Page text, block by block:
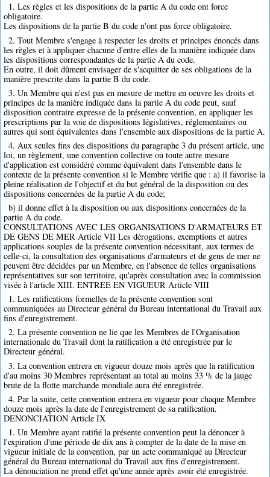
1. Les règles et les dispositions de la partie A du code ont force
obligatoire.
Les dispositions de la partie B du code n'ont pas force obligatoire.
2. Tout Membre s'engage à respecter les droits et principes énoncés dans
les règles et à appliquer chacune d'entre elles de la manière indiquée dans
les dispositions correspondantes de la partie A du code.
En outre, il doit dûment envisager de s'acquitter de ses obligations de la
manière prescrite dans la partie B du code.
3. Un Membre qui n'est pas en mesure de mettre en oeuvre les droits et
principes de la manière indiquée dans la partie A du code peut, sauf
disposition contraire expresse de la présente convention, en appliquer les
prescriptions par la voie de dispositions législatives, réglementaires ou
autres qui sont équivalentes dans l'ensemble aux dispositions de la partie A.
4. Aux seules fins des dispositions du paragraphe 3 du présent article, une
loi, un règlement, une convention collective ou toute autre mesure
d'application est considéré comme équivalent dans l'ensemble dans le
contexte de la présente convention si le Membre vérifie que : a) il favorise la
pleine réalisation de l'objectif et du but général de la disposition ou des
dispositions concernées de la partie A du code;
b) il donne effet à la disposition ou aux dispositions concernées de la
partie A du code.
CONSULTATIONS AVEC LES ORGANISATIONS D'ARMATEURS ET
DE GENS DE MER Article VII Les dérogations, exemptions et autres
applications souples de la présente convention nécessitant, aux termes de
celle-ci, la consultation des organisations d'armateurs et de gens de mer ne
peuvent être décidées par un Membre, en l'absence de telles organisations
représentatives sur son territoire, qu'après consultation avec la commission
visée à l'article XIII. ENTREE EN VIGUEUR Article VIII
1. Les ratifications formelles de la présente convention sont
communiquées au Directeur général du Bureau international du Travail aux
fins d'enregistrement.
2. La présente convention ne lie que les Membres de l'Organisation
internationale du Travail dont la ratification a été enregistrée par le
Directeur général.
3. La convention entrera en vigueur douze mois après que la ratification
d'au moins 30 Membres représentant au total au moins 33 % de la jauge
brute de la flotte marchande mondiale aura été enregistrée.
4. Par la suite, cette convention entrera en vigueur pour chaque Membre
douze mois après la date de l'enregistrement de sa ratification.
DENONCIATION Article IX
1. Un Membre ayant ratifié la présente convention peut la dénoncer à
l'expiration d'une période de dix ans à compter de la date de la mise en
vigueur initiale de la convention, par un acte communiqué au Directeur
général du Bureau international du Travail aux fins d'enregistrement.
La dénonciation ne prend effet qu'une année après avoir été enregistrée.